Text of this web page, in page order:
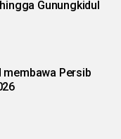
Gunungkidul
membawa Persib